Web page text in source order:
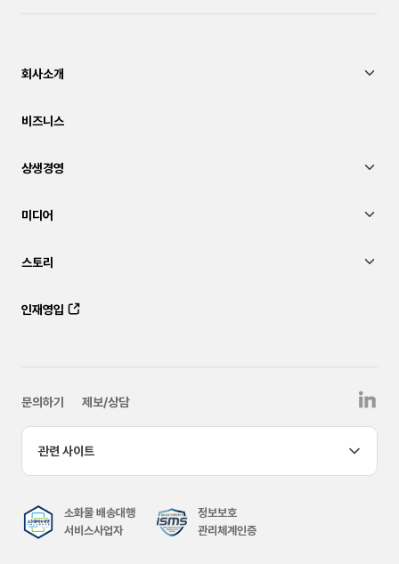
회사소개
비즈니스
상생경영
미디어
스토리
인재영입
문의하기 제보/상담
관련 사이트
소화물 배송대행
서비스사업자
정보보호
관리체계인증